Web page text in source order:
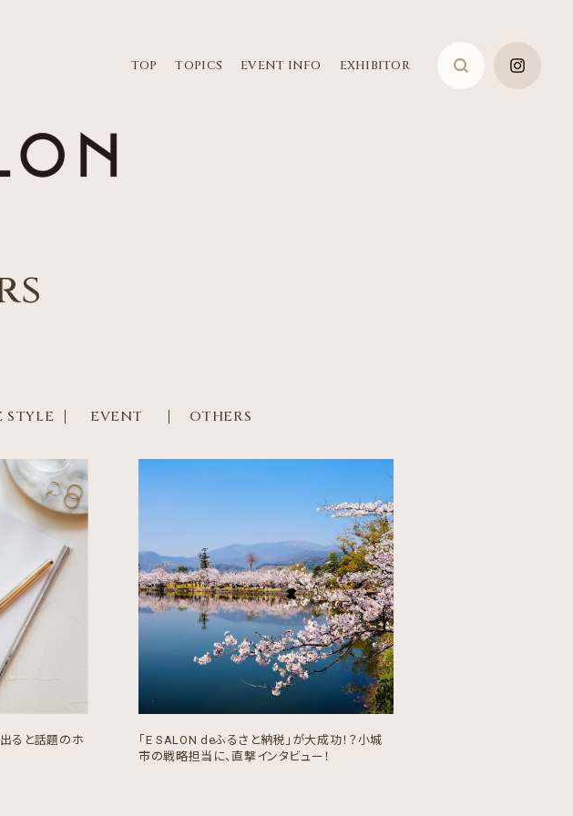
TOP TOPICS EVENT INFO EXHIBITOR
STYLE EVENT OTHERS
ると話題のホ
「E SALON deふるさと納税」が大成功！？小城
市の戦略担当に、直撃インタビュー！